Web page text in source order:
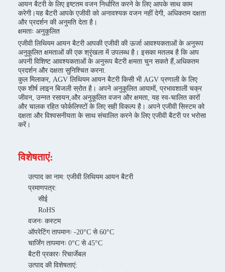
आयन बैटरी के लिए इष्टतम वजन निर्धारित करने के लिए आपके साथ काम
करेगी।यह बैटरी आपके एजीवी को अनावश्यक वजन नहीं देगी, अधिकतम दक्षता
और प्रदर्शन की अनुमति देता है।
क्षमताः अनुकूलित
एजीवी लिथियम आयन बैटरी आपकी एजीवी की ऊर्जा आवश्यकताओं के अनुरूप
अनुकूलित क्षमताओं की एक श्रृंखला में उपलब्ध है। इसका मतलब है कि आप
अपनी विशिष्ट आवश्यकताओं के अनुरूप बैटरी क्षमता चुन सकते हैं,अधिकतम
प्रदर्शन और दक्षता सुनिश्चित करना.
कुल मिलाकर, AGV लिथियम आयन बैटरी किसी भी AGV प्रणाली के लिए
एक शीर्ष लाइन बिजली स्रोत है। अपने अनुकूलित आयामों, प्रभावशाली चक्र
जीवन, उन्नत रसायन,और अनुकूलित वजन और क्षमता, यह स्व-चालित कारों
और चालक रहित फोर्कलिफ्टों के लिए सही विकल्प है। अपने एजीवी सिस्टम को
दक्षता और विश्वसनीयता के साथ संचालित करने के लिए एजीवी बैटरी पर भरोसा
करें।
विशेषताएं:
उत्पाद का नाम: एजीवी लिथियम आयन बैटरी
प्रमाणपत्र:
सीई
RoHS
वजनः कस्टम
ऑपरेटिंग तापमानः -20°C से 60°C
चार्जिंग तापमानः 0°C से 45°C
बैटरी प्रकारः रिचार्जेबल
उत्पाद की विशेषताएं: